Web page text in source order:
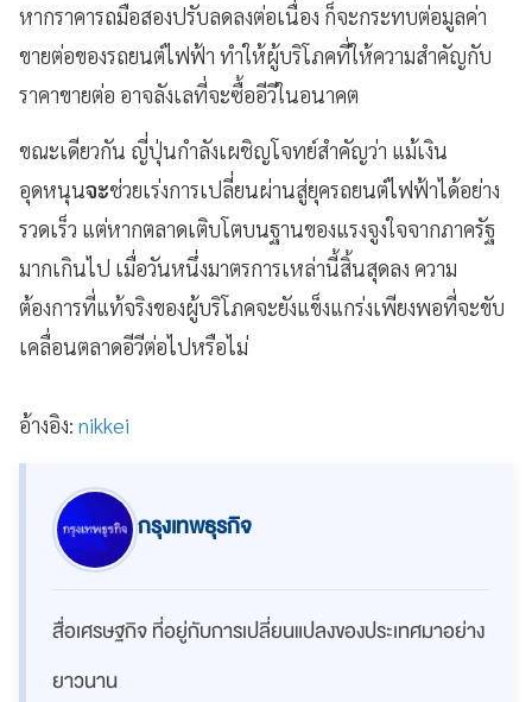
หากราคารถมือสองปรับลดลงต่อเนื่อง ก็จะกระทบต่อมูลค่า
ขายต่อของรถยนต์ไฟฟ้า ทำให้ผู้บริโภคที่ให้ความสำคัญกับ
ราคาขายต่อ อาจลังเลที่จะซื้ออีวีในอนาคต
ขณะเดียวกัน ญี่ปุ่นกำลังเผชิญโจทย์สำคัญว่า แม้เงิน
อุดหนุนจะช่วยเร่งการเปลี่ยนผ่านสู่ยุครถยนต์ไฟฟ้าได้อย่าง
รวดเร็ว แต่หากตลาดเติบโตบนฐานของแรงจูงใจจากภาครัฐ
มากเกินไป เมื่อวันหนึ่งมาตรการเหล่านี้สิ้นสุดลง ความ
ต้องการที่แท้จริงของผู้บริโภคจะยังแข็งแกร่งเพียงพอที่จะขับ
เคลื่อนตลาดอีวีต่อไปหรือไม่
อ้างอิง: nikkei
กรุงเทพธุรกิจ
สื่อเศรษฐกิจ ที่อยู่กับการเปลี่ยนแปลงของประเทศมาอย่าง
ยาวนาน